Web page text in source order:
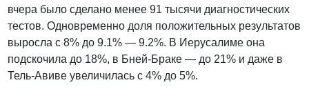
вчера было сделано менее 91 тысячи диагностических
тестов. Одновременно доля положительных результатов
выросла с 8% до 9.1% — 9.2%. В Иерусалиме она
подскочила до 18%, в Бней-Браке — до 21% и даже в
Тель-Авиве увеличилась с 4% до 5%.